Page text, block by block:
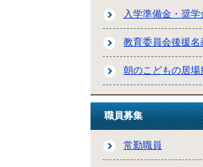
入学準備金・奨学
教育委員会後援
朝のこどもの居場
職員募集
常勤職員